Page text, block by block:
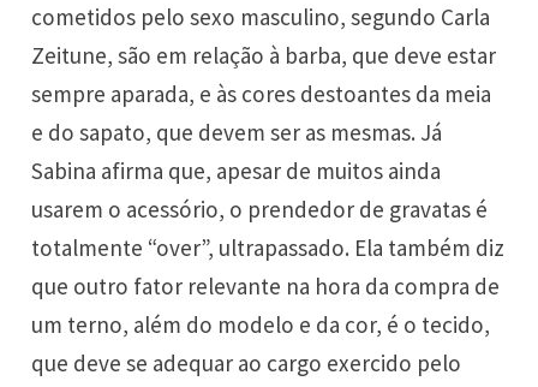
cometidos pelo sexo masculino, segundo Carla
Zeitune, são em relação à barba, que deve estar
sempre aparada, e às cores destoantes da meia
e do sapato, que devem ser as mesmas. Já
Sabina afirma que, apesar de muitos ainda
usarem o acessório, o prendedor de gravatas é
totalmente “over”, ultrapassado. Ela também diz
que outro fator relevante na hora da compra de
um terno, além do modelo e da cor, é o tecido,
que deve se adequar ao cargo exercido pelo